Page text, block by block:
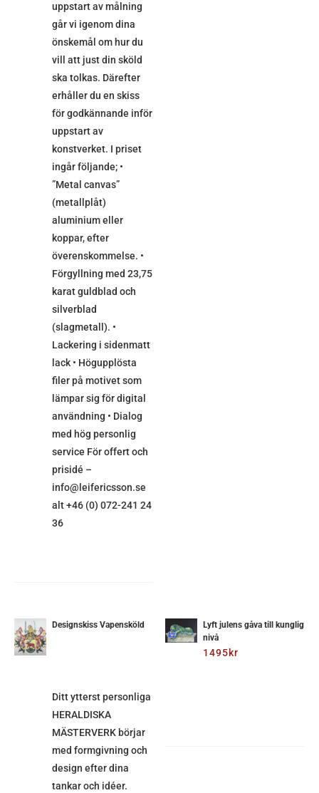
uppstart av målning
går vi igenom dina
önskemål om hur du
vill att just din sköld
ska tolkas. Därefter
erhåller du en skiss
för godkännande inför
uppstart av
konstverket. I priset
ingår följande; •
”Metal canvas”
(metallplåt)
aluminium eller
koppar, efter
överenskommelse. •
Förgyllning med 23,75
karat guldblad och
silverblad
(slagmetall). •
Lackering i sidenmatt
lack • Högupplösta
filer på motivet som
lämpar sig för digital
användning • Dialog
med hög personlig
service För offert och
prisidé –
info@leifericsson.se
alt +46 (0) 072-241 24
36
Designskiss Vapensköld
Ditt ytterst personliga
HERALDISKA
MÄSTERVERK börjar
med formgivning och
design efter dina
tankar och idéer.
VARUKORG
Lyft julens gåva till kunglig
nivå
1495kr